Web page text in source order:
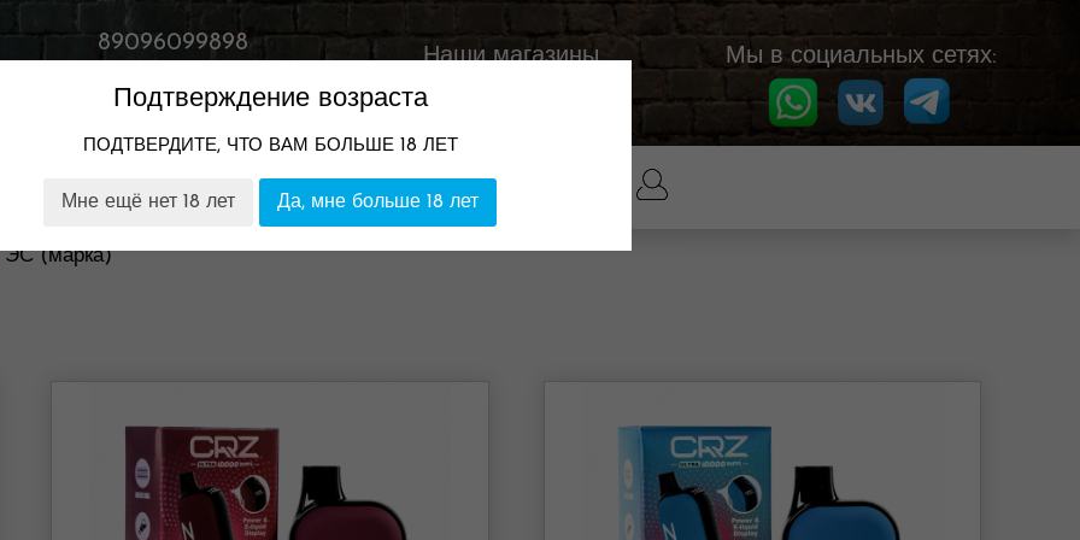
89096099898
11:00-23:00
Наши магазины Мы в социальных сетях:
НАШИ МАГАЗИНЫ ГАРАНТИЯ И ВОЗВРАТ
(марка)
Подтверждение возраста
ПОДТВЕРДИТЕ, ЧТО ВАМ БОЛЬШЕ 18 ЛЕТ
Мне ещё нет 18 лет Да, мне больше 18 лет